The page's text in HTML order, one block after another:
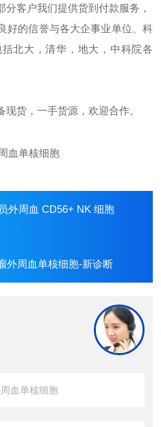
客户我们提供货到付款服务，
好的信誉与各大企事业单位、科
北大，清华，地大，中科院各
货，一手货源，欢迎合作。
外周血 CD56+ NK 细胞
外周血单核细胞-新诊断